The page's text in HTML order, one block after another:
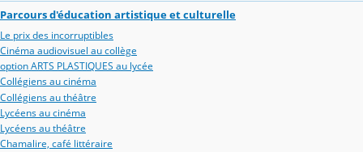
Parcours d'éducation artistique et culturelle
Le prix des incorruptibles
Cinéma audiovisuel au collège
option ARTS PLASTIQUES au lycée
Collégiens au cinéma
Collégiens au théâtre
Lycéens au cinéma
Lycéens au théâtre
Chamalire, café littéraire